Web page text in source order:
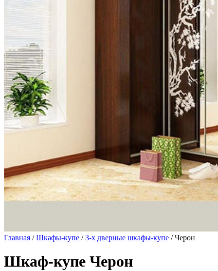
Главная /Шкафы-купе /3-х дверные шкафы-купе / Черон
Шкаф-купе Черон